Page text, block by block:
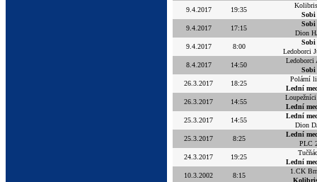
9.4.2017 19:35
Sobi
9.4.2017
17:15
Sobi
Dion
9.4.2017
8:00
Sobi
Ledoborci
8.4.2017
14:50
Ledoborci
Sobi
26.3.2017
18:25
Polární
Lední
26.3.2017
14:55
Lední
25.3.2017
14:55
Lední
Dion
25.3.2017
8:25
Lední
PLC
24.3.2017
19:25
Lední
10.3.2002
8:15
1.CK